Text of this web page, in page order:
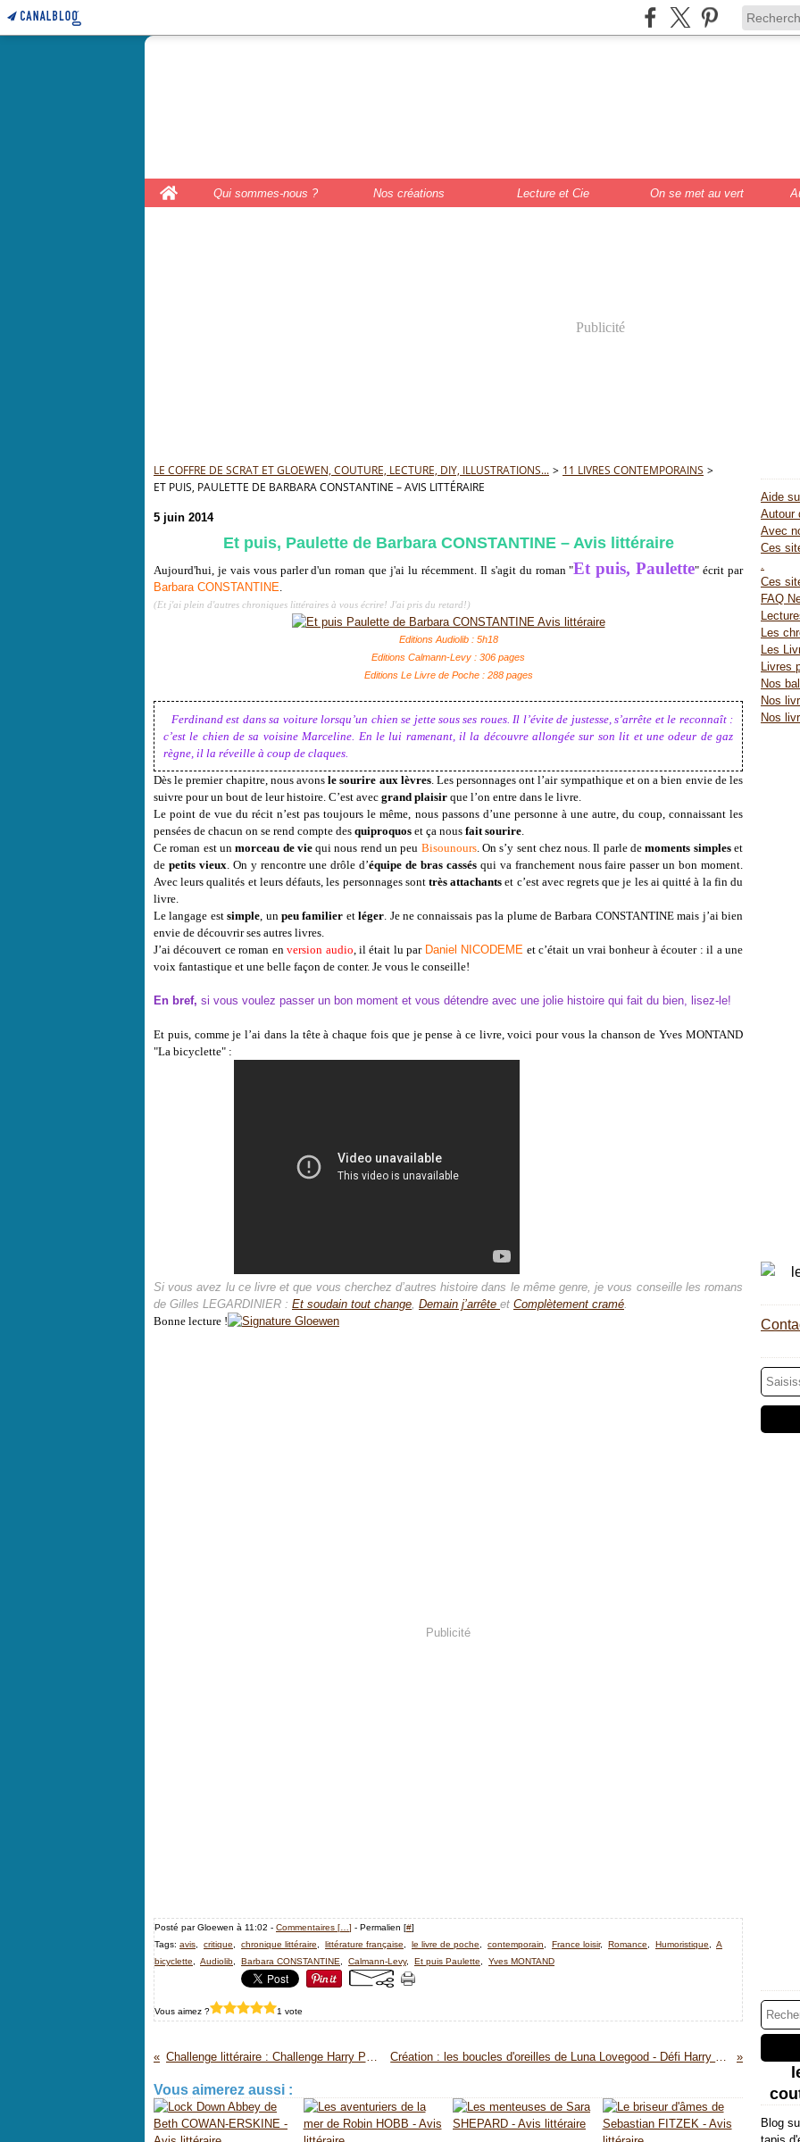
Home
Qui sommes-nous ? Nos créations Lecture et Cie On se met au vert
Publicité
LE COFFRE DE SCRAT ET GLOEWEN, COUTURE, LECTURE, DIY, ILLUSTRATIONS... > 11 LIVRES CONTEMPORAINS >
ET PUIS, PAULETTE DE BARBARA CONSTANTINE – AVIS LITTÉRAIRE
5 juin 2014
Et puis, Paulette de Barbara CONSTANTINE – Avis littéraire
Aujourd'hui, je vais vous parler d'un roman que j'ai lu récemment. Il s'agit du roman "Et puis, Paulette" écrit par
Barbara CONSTANTINE.
(Et j'ai plein d'autres chroniques littéraires à vous écrire! J'ai pris du retard!)
Editions Audiolib : 5h18
Editions Calmann-Levy : 306 pages
Editions Le Livre de Poche : 288 pages
Ferdinand est dans sa voiture lorsqu’un chien se jette sous ses roues. Il l’évite de justesse, s’arrête et le reconnaît :
c’est le chien de sa voisine Marceline. En le lui ramenant, il la découvre allongée sur son lit et une odeur de gaz
règne, il la réveille à coup de claques.
Dès le premier chapitre, nous avonsle sourire aux lèvres. Les personnages ont l’air sympathique et on a bien envie de les
suivre pour un bout de leur histoire. C’est avec grand plaisir que l’on entre dans le livre.
Le point de vue du récit n’est pas toujours le même, nous passons d’une personne à une autre, du coup, connaissant les
pensées de chacun on se rend compte des quiproquos et ça nous fait sourire.
Ce roman est unmorceau de viequi nous rend un peu Bisounours. On s’y sent chez nous. Il parle demoments simpleset
de petits vieux. On y rencontre une drôle d’équipe de bras cassésqui va franchement nous faire passer un bon moment.
Avec leurs qualités et leurs défauts, les personnages sont très attachants et c’est avec regrets que je les ai quitté à la fin du
livre.
Le langage estsimple, unpeu familier etléger. Je ne connaissais pas la plume de Barbara CONSTANTINE mais j’ai bien
envie de découvrir ses autres livres.
J’ai découvert ce roman enversion audio, il était lu par Daniel NICODEME et c’était un vrai bonheur à écouter : il a une
voix fantastique et une belle façon de conter. Je vous le conseille!
En bref, si vous voulez passer un bon moment et vous détendre avec une jolie histoire qui fait du bien, lisez-le!
Et puis, comme je l’ai dans la tête à chaque fois que je pense à ce livre, voici pour vous la chanson de Yves MONTAND
"La bicyclette" :
Si vous avez lu ce livre et que vous cherchez d’autres histoire dans le même genre, je vous conseille les romans
de Gilles LEGARDINIER : Et soudain tout change, Demain j’arrête et Complètement cramé.
Bonne lecture !
Publicité
Posté par Gloewen à 11:02 - Commentaires [ ] - Permalien [#]
Tags: avis critique chronique littéraire littérature française le livre de poche contemporain France loisir, Romance Humoristique
A
bicyclette
Audiolib Barbara CONSTANTINE Calmann-Levy, Et puis Paulette Yves MONTAND
Vous aimez ? 1 vote
Challenge littéraire : Challenge Harry Potter Création : les boucles d'oreilles de Luna Lovegood - Défi Harry Potter
Vous aimerez aussi :
Aide
Autour
Avec
Ces
.
Ces
FAQ
Les
Les
Livres
Nos
Nos
Nos
Blog